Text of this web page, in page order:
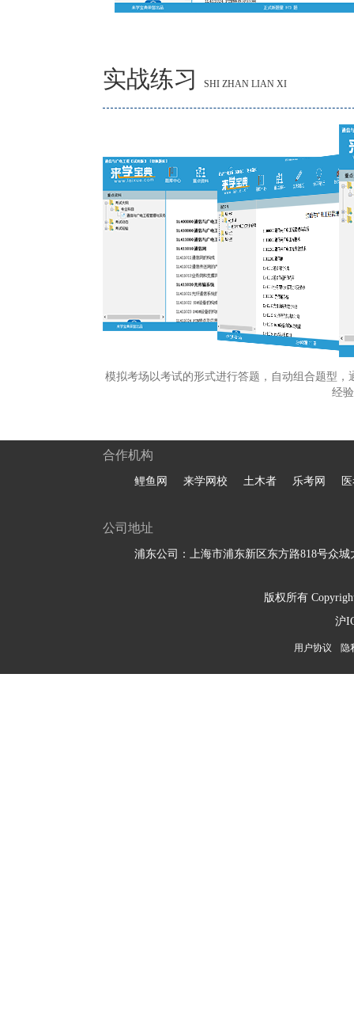
实战练习 SHI ZHAN LIAN XI
模拟考场以考试的形式进行答题，自动组合题型
经
合作机构
鲤鱼网 来学网校 土木者 乐考网
公司地址
浦东公司：上海市浦东新区东方路818号众城
版权所有
沪
用户协议 隐